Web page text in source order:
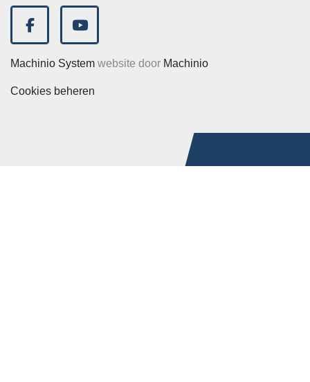
facebookyoutube
Machinio System website door Machinio
Cookies beheren